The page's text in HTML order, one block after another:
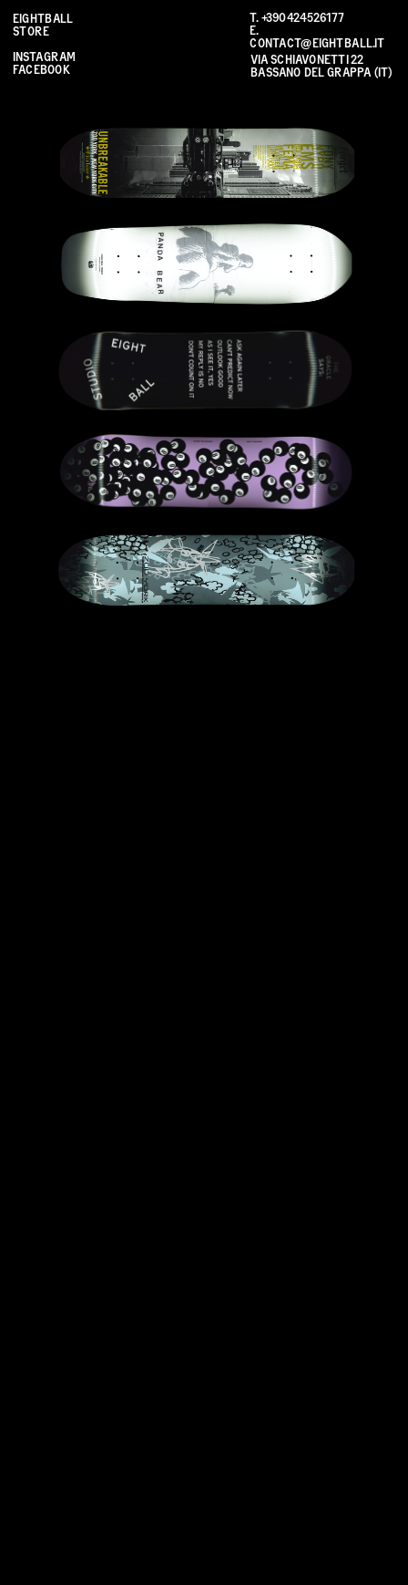
EIGHTBALL
STORE
INSTAGRAM
FACEBOOK
VIA SCHIAVONETTI 22
BASSANO DEL GRAPPA (IT)
T. +390424526177
CONTACT@EIGHTBALL.IT